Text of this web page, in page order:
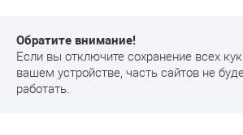
Обратите внимание!
Если вы отключите сохранение всех
вашем устройстве, часть сайтов не
работать.